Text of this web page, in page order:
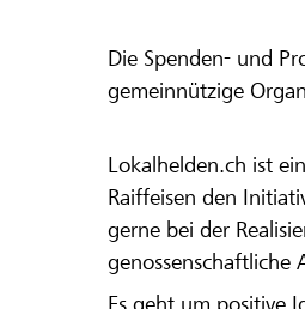
Die Spenden- und
gemeinnützige
Lokalhelden.ch ist
Raiffeisen den
gerne bei der
genossenschaftliche
Es geht um positive